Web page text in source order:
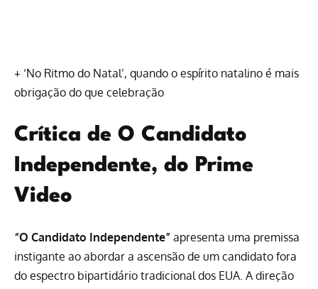
+ ‘No Ritmo do Natal’, quando o espírito natalino é mais
obrigação do que celebração
Crítica de O Candidato
Independente, do Prime
Video
“O Candidato Independente” apresenta uma premissa
instigante ao abordar a ascensão de um candidato fora
do espectro bipartidário tradicional dos EUA. A direção